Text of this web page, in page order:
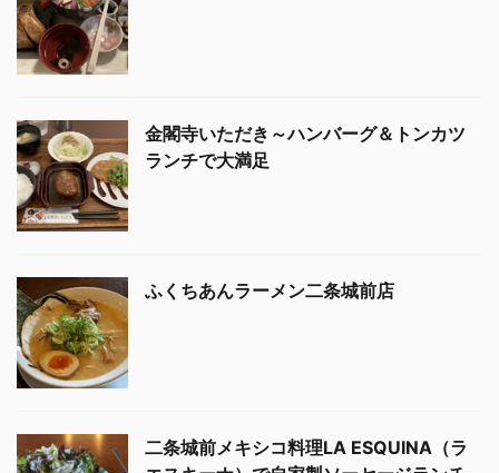
金閣寺いただき～ハンバーグ＆トンカツ
ランチで大満足
ふくちあんラーメン二条城前店
二条城前メキシコ料理LA ESQUINA（ラ